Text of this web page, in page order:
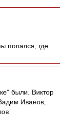
попался, где
были. Виктор
Иванов,